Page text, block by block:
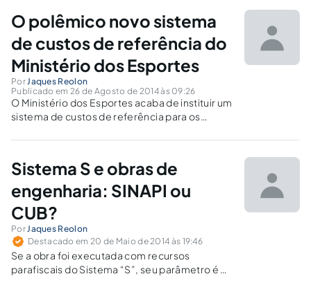
O polêmico novo sistema
de custos de referência do
Ministério dos Esportes
Por Jaques Reolon
Publicado em 26 de Agosto de 2014 às 09:26
O Ministério dos Esportes acaba de instituir um
sistema de custos de referência para os
responsabilidade do referido órgão.
Sistema S e obras de
engenharia: SINAPI ou
CUB?
Por Jaques Reolon
Destacado em 20 de Maio de 2014 às 19:46
Se a obra foi executada com recursos
parafiscais do Sistema “S”, seu parâmetro é o